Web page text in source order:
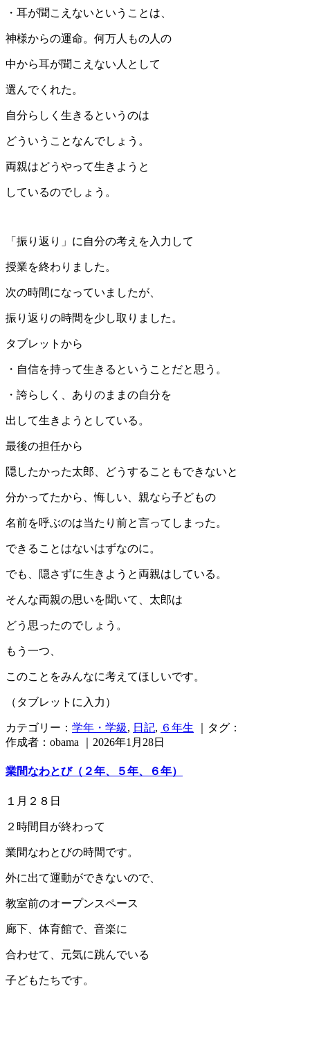
・耳が聞こえないということは、
神様からの運命。何万人もの人の
中から耳が聞こえない人として
選んでくれた。
自分らしく生きるというのは
どういうことなんでしょう。
両親はどうやって生きようと
しているのでしょう。
「振り返り」に自分の考えを入力して
授業を終わりました。
次の時間になっていましたが、
振り返りの時間を少し取りました。
タブレットから
・自信を持って生きるということだと思う。
・誇らしく、ありのままの自分を
出して生きようとしている。
最後の担任から
隠したかった太郎、どうすることもできないと
分かってたから、悔しい、親なら子どもの
名前を呼ぶのは当たり前と言ってしまった。
できることはないはずなのに。
でも、隠さずに生きようと両親はしている。
そんな両親の思いを聞いて、太郎は
どう思ったのでしょう。
もう一つ、
このことをみんなに考えてほしいです。
（タブレットに入力）
カテゴリー： 学年・学級, 日記, ６年生 ｜タグ：
作成者：obama ｜2026年1月28日
業間なわとび（２年、５年、６年）
１月２８日
２時間目が終わって
業間なわとびの時間です。
外に出て運動ができないので、
教室前のオープンスペース
廊下、体育館で、音楽に
合わせて、元気に跳んでいる
子どもたちです。